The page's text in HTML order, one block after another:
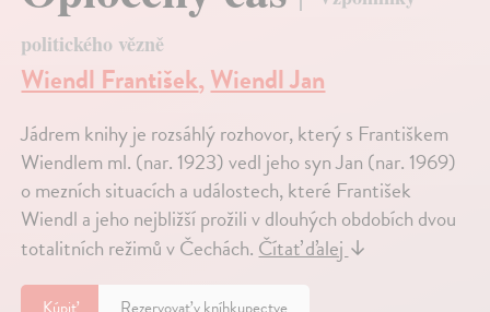
politického vězně
Wiendl František,Wiendl Jan
Jádrem knihy je rozsáhlý rozhovor, který s Františkem
Wiendlem ml. (nar. 1923) vedl jeho syn Jan (nar. 1969)
o mezních situacích a událostech, které František
Wiendl a jeho nejbližší prožili v dlouhých obdobích dvou
totalitních režimů v Čechách.Čítať ďalej↓